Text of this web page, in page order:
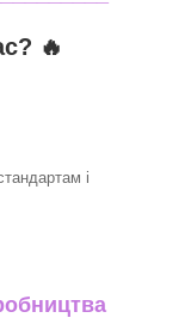
🔥
і